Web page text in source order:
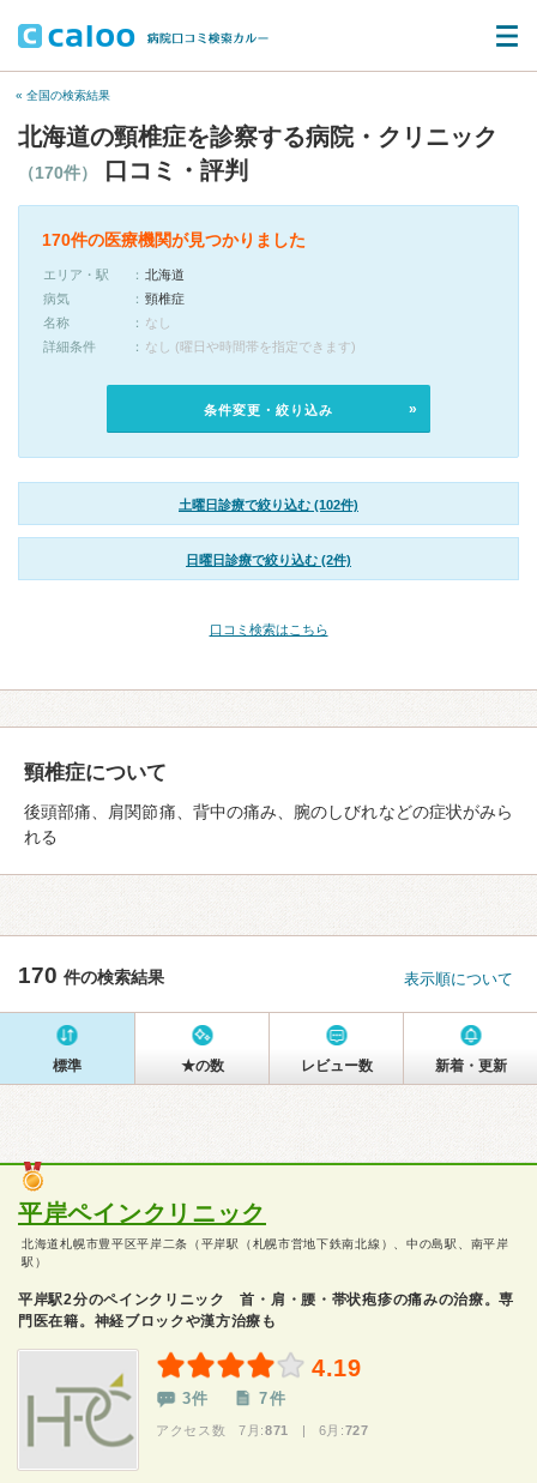
« 全国の検索結果
北海道の頸椎症を診察する病院・クリニック
（170件） 口コミ・評判
170件の医療機関が見つかりました
エリア・駅
北海道
病気
頸椎症
名称
なし
詳細条件
なし (曜日や時間帯を指定できます)
条件変更・絞り込み
土曜日診療で絞り込む (102件)
日曜日診療で絞り込む (2件)
口コミ検索はこちら
頸椎症について
後頭部痛、肩関節痛、背中の痛み、腕のしびれなどの症状がみら
れる
170 件の検索結果 表示順について
標準 ★の数 レビュー数 新着・更新
平岸ペインクリニック
北海道札幌市豊平区平岸二条（平岸駅（札幌市営地下鉄南北線）、中の島駅、南平岸
駅）
平岸駅2分のペインクリニック 首・肩・腰・帯状疱疹の痛みの治療。専
門医在籍。神経ブロックや漢方治療も
4.19
3件 7件
アクセス数 7月:871 | 6月:727